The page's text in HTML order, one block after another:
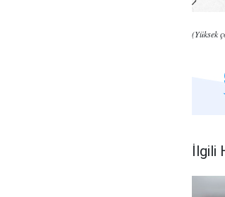
(Yüksek
İlgili